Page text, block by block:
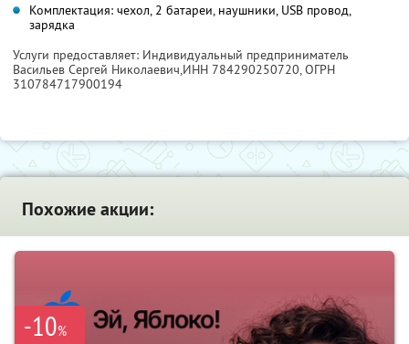
Комплектация: чехол, 2 батареи, наушники, USB провод,
зарядка
Услуги предоставляет: Индивидуальный предприниматель
Васильев Сергей Николаевич,ИНН 784290250720, ОГРН
310784717900194
Похожие акции:
-10%